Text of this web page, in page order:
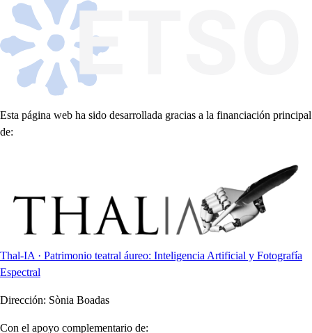
Esta página web ha sido desarrollada gracias a la financiación principal
de:
Thal-IA · Patrimonio teatral áureo: Inteligencia Artificial y Fotografía
Espectral
Dirección: Sònia Boadas
Con el apoyo complementario de: